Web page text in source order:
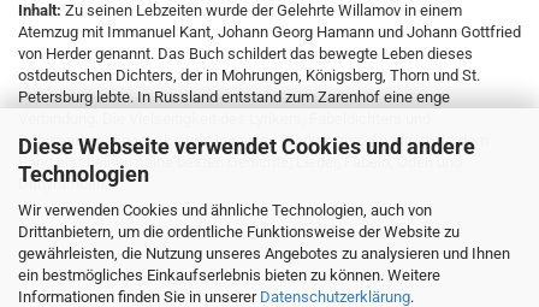
Diese Webseite verwendet Cookies und andere
Technologien
Wir verwenden Cookies und ähnliche Technologien, auch von
Drittanbietern, um die ordentliche Funktionsweise der Website zu
gewährleisten, die Nutzung unseres Angebotes zu analysieren und Ihnen
ein bestmögliches Einkaufserlebnis bieten zu können. Weitere
Informationen finden Sie in unserer Datenschutzerklärung.
Inhalt: Zu seinen Lebzeiten wurde der Gelehrte Willamov in einem
Atemzug mit Immanuel Kant, Johann Georg Hamann und Johann Gottfried
von Herder genannt. Das Buch schildert das bewegte Leben dieses
ostdeutschen Dichters, der in Mohrungen, Königsberg, Thorn und St.
Petersburg lebte. In Russland entstand zum Zarenhof eine enge
Dithyrambensängers kommt in seinen Werken zum Ausdruck. In dem
Band erscheinen seine besten Gedichte, Lieder, Fabeln, Oden und
Dithyramben.